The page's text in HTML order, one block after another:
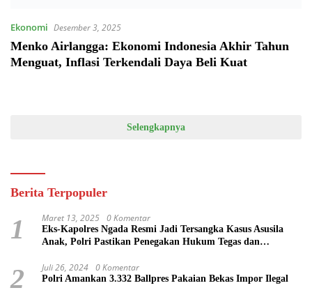
Ekonomi Desember 3, 2025
Menko Airlangga: Ekonomi Indonesia Akhir Tahun
Menguat, Inflasi Terkendali Daya Beli Kuat
Selengkapnya
Berita Terpopuler
1 Maret 13, 2025 0 Komentar
Eks-Kapolres Ngada Resmi Jadi Tersangka Kasus Asusila
Anak, Polri Pastikan Penegakan Hukum Tegas dan
2 Juli 26, 2024 0 Komentar
Polri Amankan 3.332 Ballpres Pakaian Bekas Impor Ilegal